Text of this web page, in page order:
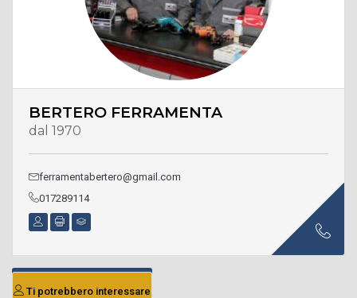
BERTERO FERRAMENTA
dal 1970
ferramentabertero@gmail.com
017289114
Ti potrebbero interessare